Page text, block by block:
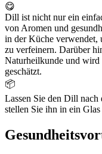
😋
Dill ist nicht nur ein
von Aromen und
in der Küche verwendet,
zu verfeinern. Darüber
Naturheilkunde und wird
geschätzt.
📦
Lassen Sie den Dill
stellen Sie ihn in ein